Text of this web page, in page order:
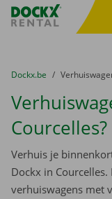
Fratello DEMO
U bevindt zich hier:
van
Dockx.be naar
Courcelles?
Verhuis je
Dockx in
verhuiswagens met